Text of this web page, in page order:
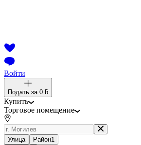
Войти
Подать за 0 ƃ
Купить
Торговое помещение
Улица Район1